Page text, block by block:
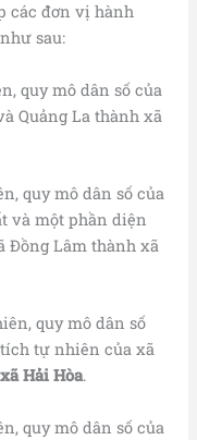
các đơn vị hành
sau:
quy mô dân số của
Quảng La thành xã
quy mô dân số của
và một phần diện
Đồng Lâm thành xã
quy mô dân số
tự nhiên của xã
xã Hải Hòa.
quy mô dân số của